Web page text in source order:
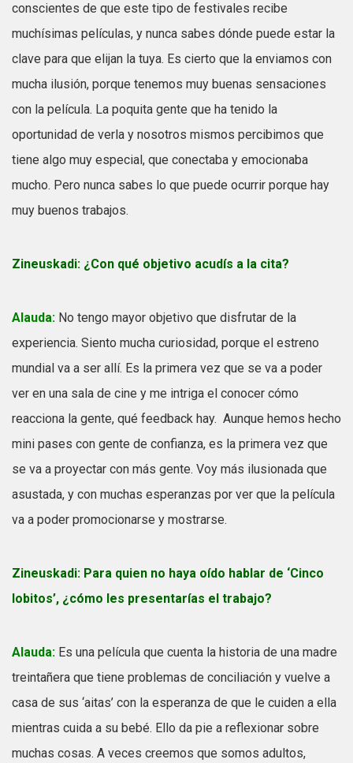
conscientes de que este tipo de festivales recibe
muchísimas películas, y nunca sabes dónde puede estar la
clave para que elijan la tuya. Es cierto que la enviamos con
mucha ilusión, porque tenemos muy buenas sensaciones
con la película. La poquita gente que ha tenido la
oportunidad de verla y nosotros mismos percibimos que
tiene algo muy especial, que conectaba y emocionaba
mucho. Pero nunca sabes lo que puede ocurrir porque hay
muy buenos trabajos.
Zineuskadi: ¿Con qué objetivo acudís a la cita?
Alauda: No tengo mayor objetivo que disfrutar de la
experiencia. Siento mucha curiosidad, porque el estreno
mundial va a ser allí. Es la primera vez que se va a poder
ver en una sala de cine y me intriga el conocer cómo
reacciona la gente, qué feedback hay. Aunque hemos hecho
mini pases con gente de confianza, es la primera vez que
se va a proyectar con más gente. Voy más ilusionada que
asustada, y con muchas esperanzas por ver que la película
va a poder promocionarse y mostrarse.
Zineuskadi: Para quien no haya oído hablar de ‘Cinco
lobitos’, ¿cómo les presentarías el trabajo?
Alauda: Es una película que cuenta la historia de una madre
treintañera que tiene problemas de conciliación y vuelve a
casa de sus ‘aitas’ con la esperanza de que le cuiden a ella
mientras cuida a su bebé. Ello da pie a reflexionar sobre
muchas cosas. A veces creemos que somos adultos,